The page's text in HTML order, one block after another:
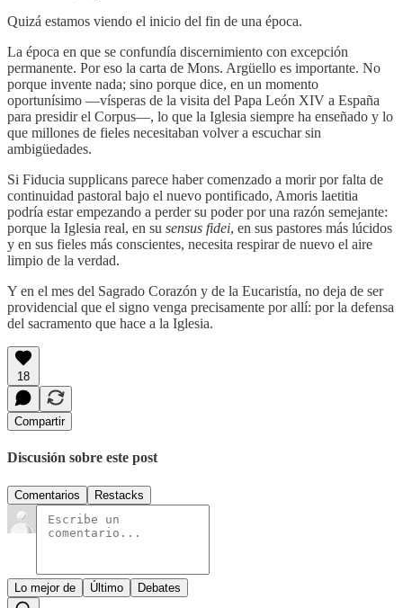
Quizá estamos viendo el inicio del fin de una época.
La época en que se confundía discernimiento con excepción
permanente. Por eso la carta de Mons. Argüello es importante. No
porque invente nada; sino porque dice, en un momento
oportunísimo —vísperas de la visita del Papa León XIV a España
para presidir el Corpus—, lo que la Iglesia siempre ha enseñado y lo
que millones de fieles necesitaban volver a escuchar sin
ambigüedades.
Si Fiducia supplicans parece haber comenzado a morir por falta de
continuidad pastoral bajo el nuevo pontificado, Amoris laetitia
podría estar empezando a perder su poder por una razón semejante:
porque la Iglesia real, en su sensus fidei, en sus pastores más lúcidos
y en sus fieles más conscientes, necesita respirar de nuevo el aire
limpio de la verdad.
Y en el mes del Sagrado Corazón y de la Eucaristía, no deja de ser
providencial que el signo venga precisamente por allí: por la defensa
del sacramento que hace a la Iglesia.
18
Compartir
Discusión sobre este post
Comentarios Restacks
Lo mejor de Último Debates